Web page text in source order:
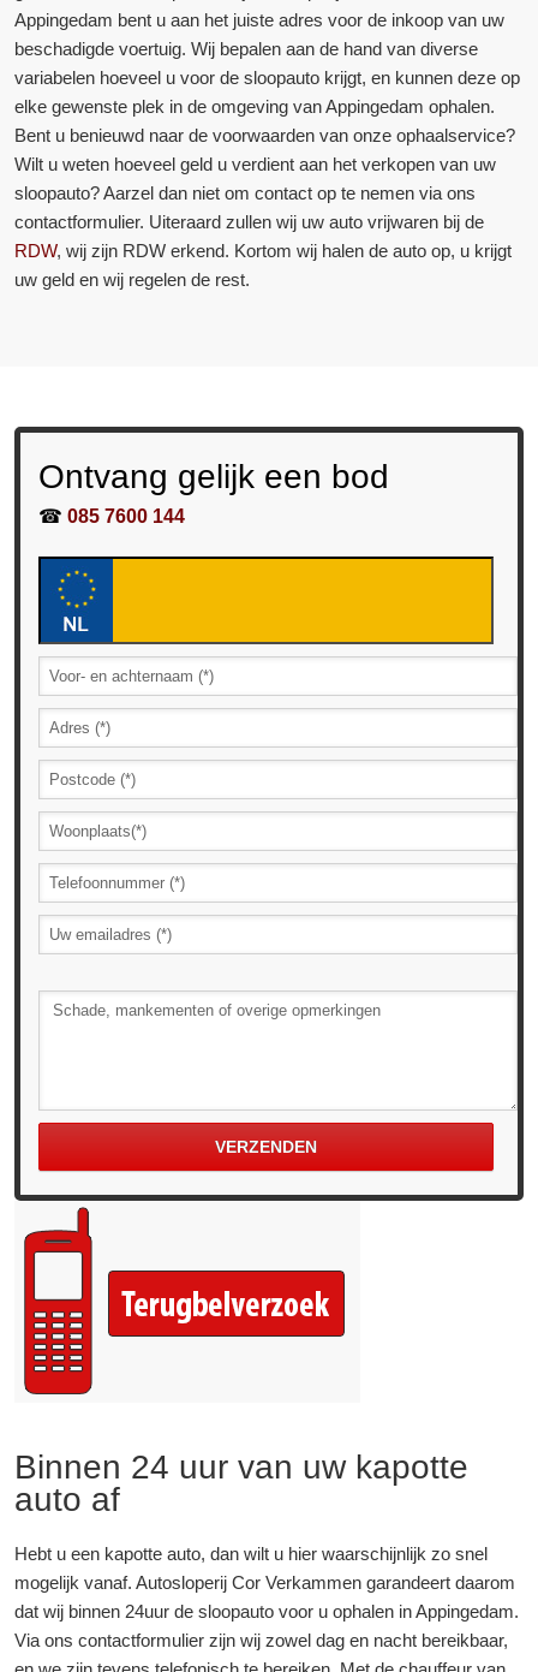
Appingedam bent u aan het juiste adres voor de inkoop van uw
beschadigde voertuig. Wij bepalen aan de hand van diverse
variabelen hoeveel u voor de sloopauto krijgt, en kunnen deze op
elke gewenste plek in de omgeving van Appingedam ophalen.
Bent u benieuwd naar de voorwaarden van onze ophaalservice?
Wilt u weten hoeveel geld u verdient aan het verkopen van uw
sloopauto? Aarzel dan niet om contact op te nemen via ons
contactformulier. Uiteraard zullen wij uw auto vrijwaren bij de
RDW, wij zijn RDW erkend. Kortom wij halen de auto op, u krijgt
uw geld en wij regelen de rest.
Ontvang gelijk een bod
☎ 085 7600 144
Binnen 24 uur van uw kapotte
auto af
Hebt u een kapotte auto, dan wilt u hier waarschijnlijk zo snel
mogelijk vanaf. Autosloperij Cor Verkammen garandeert daarom
dat wij binnen 24uur de sloopauto voor u ophalen in Appingedam.
Via ons contactformulier zijn wij zowel dag en nacht bereikbaar,